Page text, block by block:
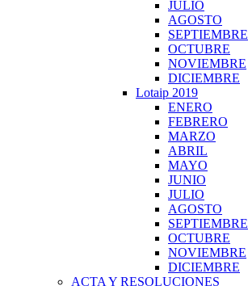
JULIO
AGOSTO
SEPTIEMBRE
OCTUBRE
NOVIEMBRE
DICIEMBRE
Lotaip 2019
ENERO
FEBRERO
MARZO
ABRIL
MAYO
JUNIO
JULIO
AGOSTO
SEPTIEMBRE
OCTUBRE
NOVIEMBRE
DICIEMBRE
ACTA Y RESOLUCIONES